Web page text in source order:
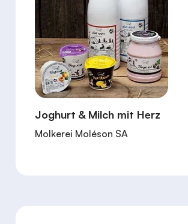
Joghurt & Milch mit Herz
Molkerei Moléson SA